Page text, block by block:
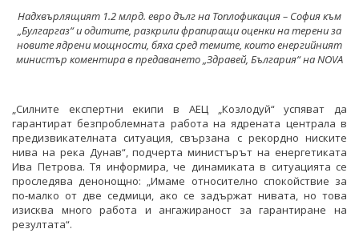
Надхвърлящият 1.2 млрд. евро дълг на Топлофикация – София към
„Булгаргаз“ и одитите, разкрили фрапиращи оценки на терени за
новите ядрени мощности, бяха сред темите, които енергийният
министър коментира в предаването „Здравей, България“ на NOVA
„Силните експертни екипи в АЕЦ „Козлодуй“ успяват да
гарантират безпроблемната работа на ядрената централа в
предизвикателната ситуация, свързана с рекордно ниските
нива на река Дунав“, подчерта министърът на енергетиката
Ива Петрова. Тя информира, че динамиката в ситуацията се
проследява денонощно: „Имаме относително спокойствие за
по-малко от две седмици, ако се задържат нивата, но това
изисква много работа и ангажираност за гарантиране на
резултата“.